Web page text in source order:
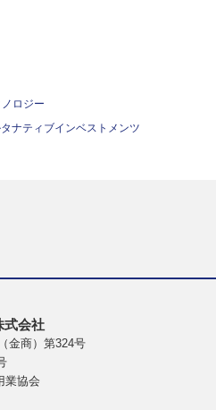
ロジー
ナティブインベストメンツ
式会社
金商）第324号
業協会